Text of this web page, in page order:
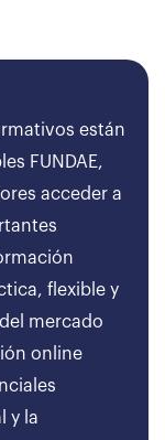
están
FUNDAE,
acceder a
flexible y
mercado
online
y la